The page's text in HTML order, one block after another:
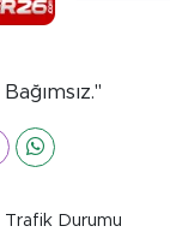
Trafik Durumu